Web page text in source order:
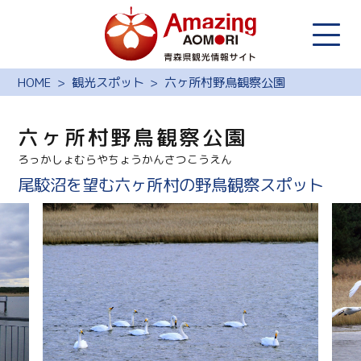
HOME 観光スポット 六ヶ所村野鳥観察公園
六ヶ所村野鳥観察公園
ろっかしょむらやちょうかんさつこうえん
尾駮沼を望む六ヶ所村の野鳥観察スポット